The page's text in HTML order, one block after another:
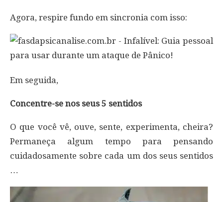
Agora, respire fundo em sincronia com isso:
Em seguida,
Concentre-se nos seus 5 sentidos
O que você vê, ouve, sente, experimenta, cheira?
Permaneça algum tempo para pensando
cuidadosamente sobre cada um dos seus sentidos
…